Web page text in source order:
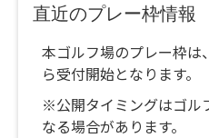
直近のプレー枠情報
本ゴルフ場のプレー枠
ら受付開始となります。
※公開タイミングはゴル
なる場合があります。